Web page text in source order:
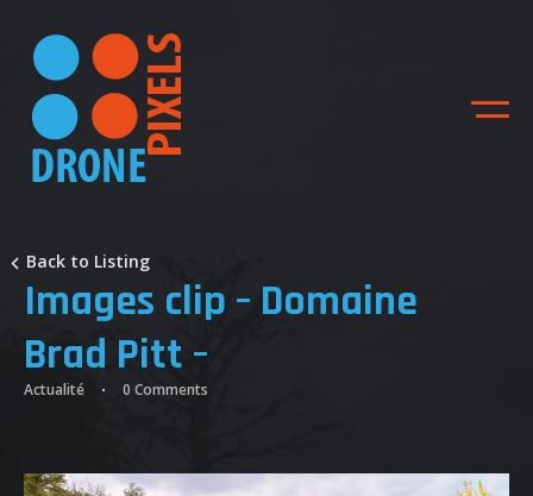
Back to Listing
Images clip – Domaine
Brad Pitt –
Actualité 0 Comments